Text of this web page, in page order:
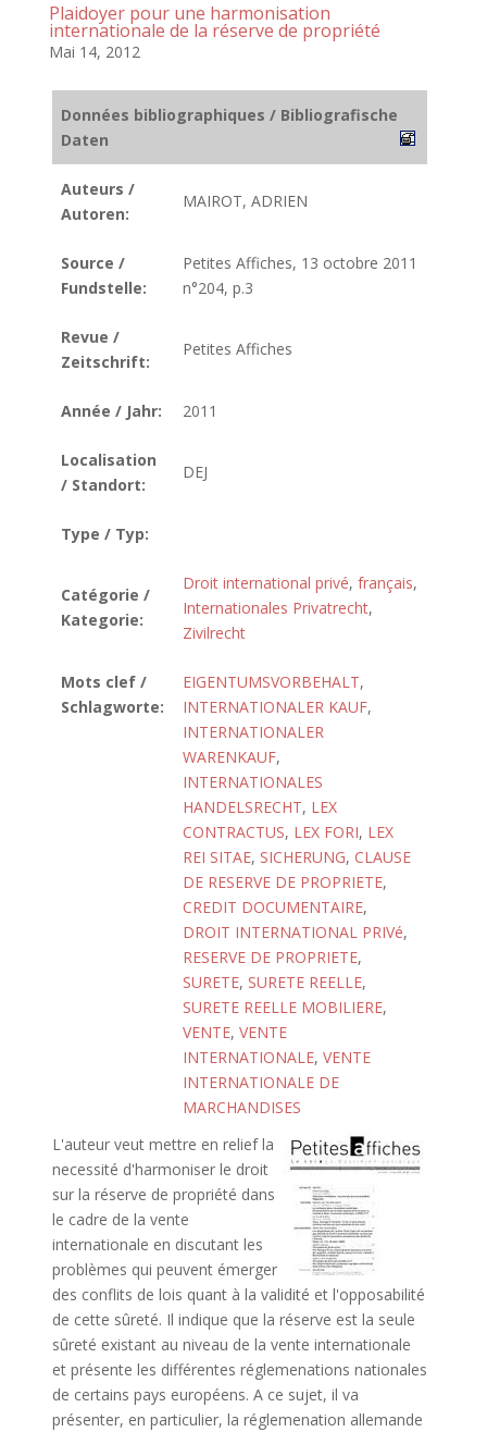
Plaidoyer pour une harmonisation
internationale de la réserve de propriété
Mai 14, 2012
Données bibliographiques / Bibliografische
Daten
Auteurs /
Autoren:
MAIROT, ADRIEN
Source /
Fundstelle:
Petites Affiches, 13 octobre 2011
n°204, p.3
Revue /
Zeitschrift:
Petites Affiches
Année / Jahr: 2011
Localisation
/ Standort:
DEJ
Type / Typ:
Catégorie /
Kategorie:
Droit international privé, français,
Internationales Privatrecht,
Zivilrecht
Mots clef /
Schlagworte:
EIGENTUMSVORBEHALT,
INTERNATIONALER KAUF,
INTERNATIONALER
WARENKAUF,
INTERNATIONALES
HANDELSRECHT, LEX
CONTRACTUS, LEX FORI, LEX
REI SITAE, SICHERUNG, CLAUSE
DE RESERVE DE PROPRIETE,
CREDIT DOCUMENTAIRE,
DROIT INTERNATIONAL PRIVé,
RESERVE DE PROPRIETE,
SURETE, SURETE REELLE,
SURETE REELLE MOBILIERE,
VENTE, VENTE
INTERNATIONALE, VENTE
INTERNATIONALE DE
MARCHANDISES
L'auteur veut mettre en relief la
necessité d'harmoniser le droit
sur la réserve de propriété dans
le cadre de la vente
internationale en discutant les
problèmes qui peuvent émerger
des conflits de lois quant à la validité et l'opposabilité
de cette sûreté. Il indique que la réserve est la seule
sûreté existant au niveau de la vente internationale
et présente les différentes réglemenations nationales
de certains pays européens. A ce sujet, il va
présenter, en particulier, la réglemenation allemande